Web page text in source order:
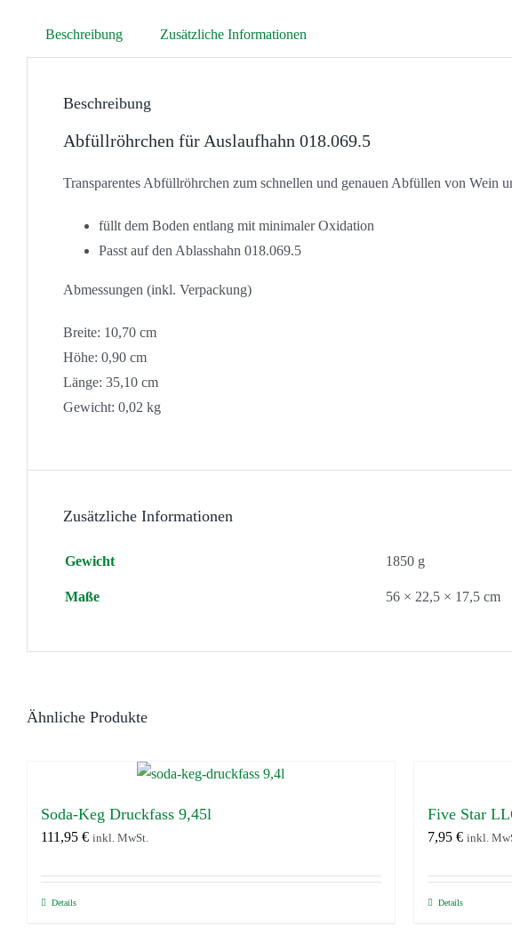
Beschreibung Zusätzliche Informationen
Beschreibung
Abfüllröhrchen für Auslaufhahn 018.069.5
Transparentes Abfüllröhrchen zum schnellen und genauen Abfüllen von Wein
füllt dem Boden entlang mit minimaler Oxidation
Passt auf den Ablasshahn 018.069.5
Abmessungen (inkl. Verpackung)
Breite: 10,70 cm
Höhe: 0,90 cm
Länge: 35,10 cm
Gewicht: 0,02 kg
Zusätzliche Informationen
Gewicht 1850 g
Maße 56 × 22,5 × 17,5 cm
Ähnliche Produkte
Soda-Keg Druckfass 9,45l
111,95 € inkl. MwSt.
Details
Five Star
7,95 € inkl.
Details